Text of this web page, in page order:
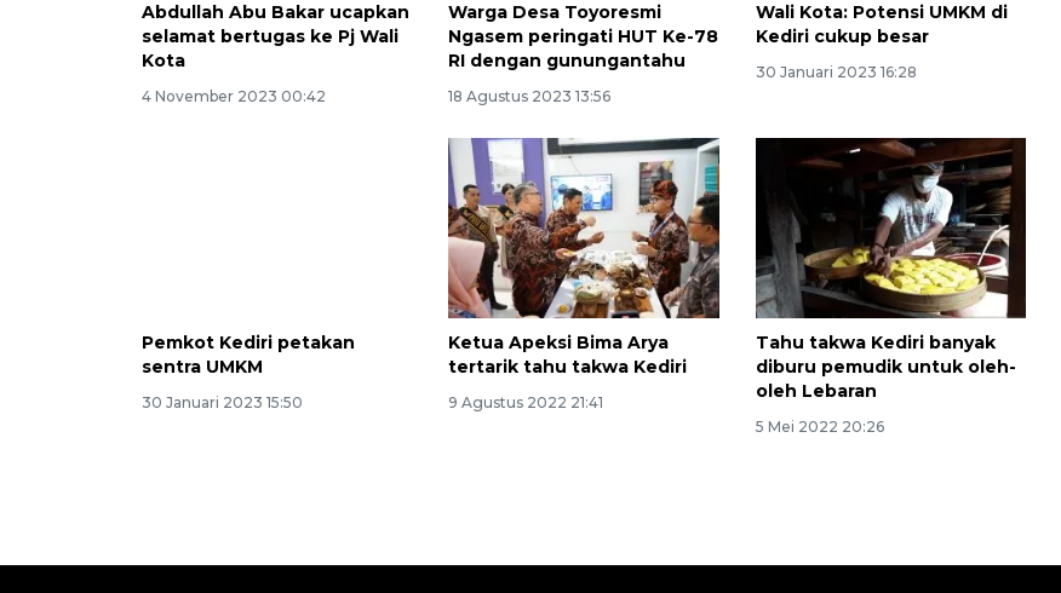
Abdullah Abu Bakar ucapkan
selamat bertugas ke Pj Wali
Kota
4 November 2023 00:42
Warga Desa Toyoresmi
Ngasem peringati HUT Ke-78
RI dengan gunungantahu
18 Agustus 2023 13:56
Wali Kota: Potensi UMKM di
Kediri cukup besar
30 Januari 2023 16:28
Pemkot Kediri petakan
sentra UMKM
30 Januari 2023 15:50
Ketua Apeksi Bima Arya
tertarik tahu takwa Kediri
9 Agustus 2022 21:41
Tahu takwa Kediri banyak
diburu pemudik untuk oleh-
oleh Lebaran
5 Mei 2022 20:26